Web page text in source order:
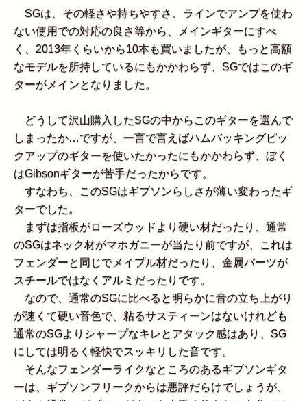
SGは、その軽さや持ちやすさ、ラインでアンプを使わ
ない使用での対応の良さ等から、メインギターにすべ
く、2013年くらいから10本も買いましたが、もっと高額
なモデルを所持しているにもかかわらず、SGではこのギ
ターがメインとなりました。
どうして沢山購入したSGの中からこのギターを選んで
しまったか…ですが、一言で言えばハムバッキングピッ
クアップのギターを使いたかったにもかかわらず、ぼく
はGibsonギターが苦手だったからです。
すなわち、このSGはギブソンらしさが薄い変わったギ
ターでした。
まずは指板がローズウッドより硬い材だったり、通常
のSGはネック材がマホガニーが当たり前ですが、これは
フェンダーと同じでメイプル材だったり、金属パーツが
スチールではなくアルミだったりです。
なので、通常のSGに比べると明らかに音の立ち上がり
が速くて硬い音色で、粘るサスティーンはないけれども
通常のSGよりシャープなキレとアタック感はあり、SG
にしては明るく軽快でスッキリした音です。
そんなフェンダーライクなところのあるギブソンギタ
ーは、ギブソンフリークからは悪評だらけでしょうが、